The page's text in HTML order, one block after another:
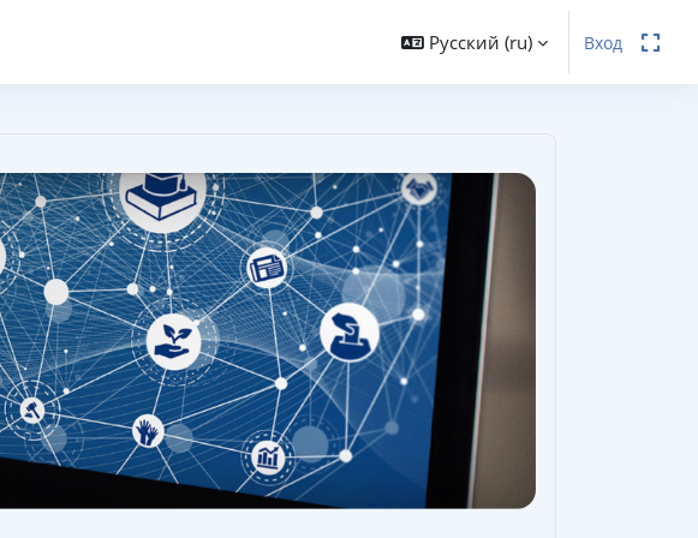
Русский ‎(ru)‎ Вход